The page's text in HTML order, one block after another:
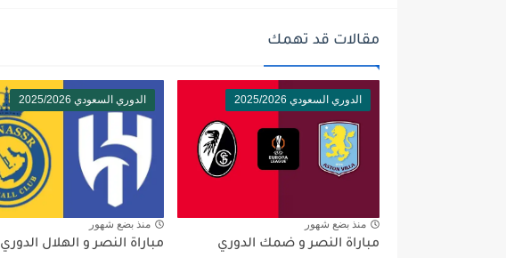
مقالات قد تهمك
الدوري السعودي 2025/2026
منذ بضع شهور
مباراة النصر و ضمك الدوري
الدوري السعودي 2025/2026
منذ بضع شهور
مباراة النصر و الهلال الدوري